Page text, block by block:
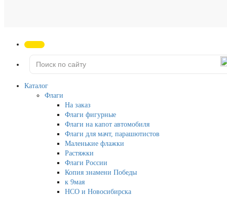
Каталог
Флаги
На заказ
Флаги фигурные
Флаги на капот автомобиля
Флаги для мачт, парашютистов
Маленькие флажки
Растяжки
Флаги России
Копия знамени Победы
к 9мая
НСО и Новосибирска